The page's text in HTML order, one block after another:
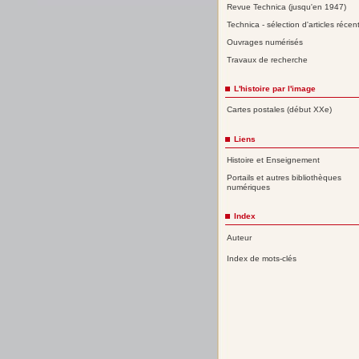
Revue Technica (jusqu'en 1947)
Technica - sélection d'articles
Ouvrages numérisés
Travaux de recherche
L'histoire par l'image
Cartes postales (début XXe)
Liens
Histoire et Enseignement
Portails et autres bibliothèques
numériques
Index
Auteur
Index de mots-clés